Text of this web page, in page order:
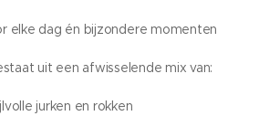
elke dag én bijzondere momenten
uit een afwisselende mix van:
jurken en rokken